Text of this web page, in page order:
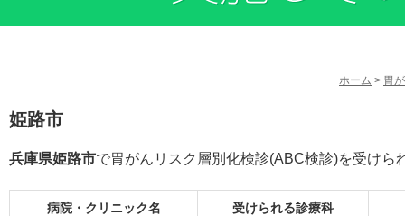
ホーム > 胃
姫路市
兵庫県姫路市で胃がんリスク層別化検診(ABC検診)を受け
病院・クリニック名 受けられる診療科